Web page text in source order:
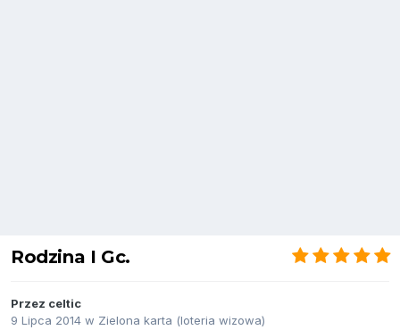
Rodzina I Gc.
Przez celtic
9 Lipca 2014 w Zielona karta (loteria wizowa)